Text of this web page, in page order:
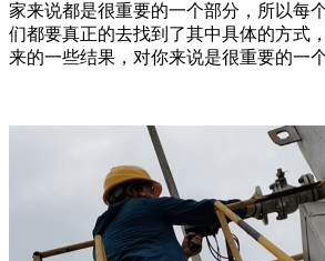
家来说都是很重要的一个部分，所以每
们都要真正的去找到了其中具体的方式
来的一些结果，对你来说是很重要的一个